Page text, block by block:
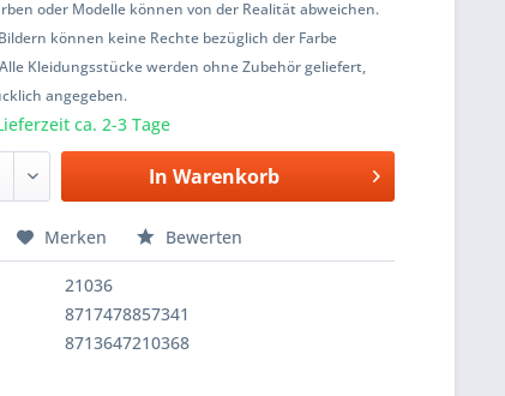
oder Modelle können von der Realität abweichen.
können keine Rechte bezüglich der Farbe
Kleidungsstücke werden ohne Zubehör geliefert,
angegeben.
ca. 2-3 Tage
In Warenkorb
Merken Bewerten
21036
8717478857341
8713647210368